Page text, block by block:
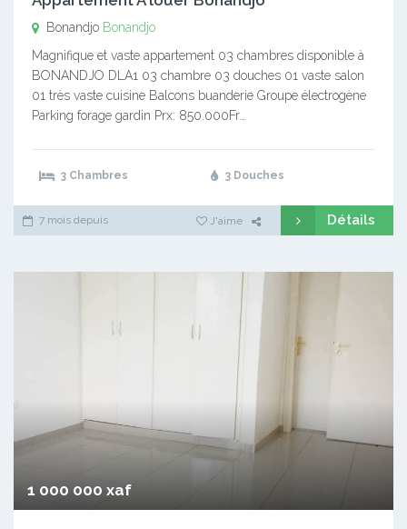
Bonandjo Bonandjo
Magnifique et vaste appartement 03 chambres disponible à
BONANDJO DLA1 03 chambre 03 douches 01 vaste salon
01 très vaste cuisine Balcons buanderie Groupe électrogène
Parking forage gardin Prx: 850.000Fr…
3 Chambres 3 Douches
7 mois depuis J'aime Détails
1 000 000 xaf